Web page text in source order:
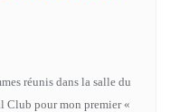
réunis dans la salle du
Club pour mon premier «